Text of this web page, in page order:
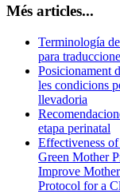
Més articles...
Terminología
para
Posicionament
les condicions
llevadoria
etapa perinatal
Effectiveness
Green Mother
Improve
Protocol for a